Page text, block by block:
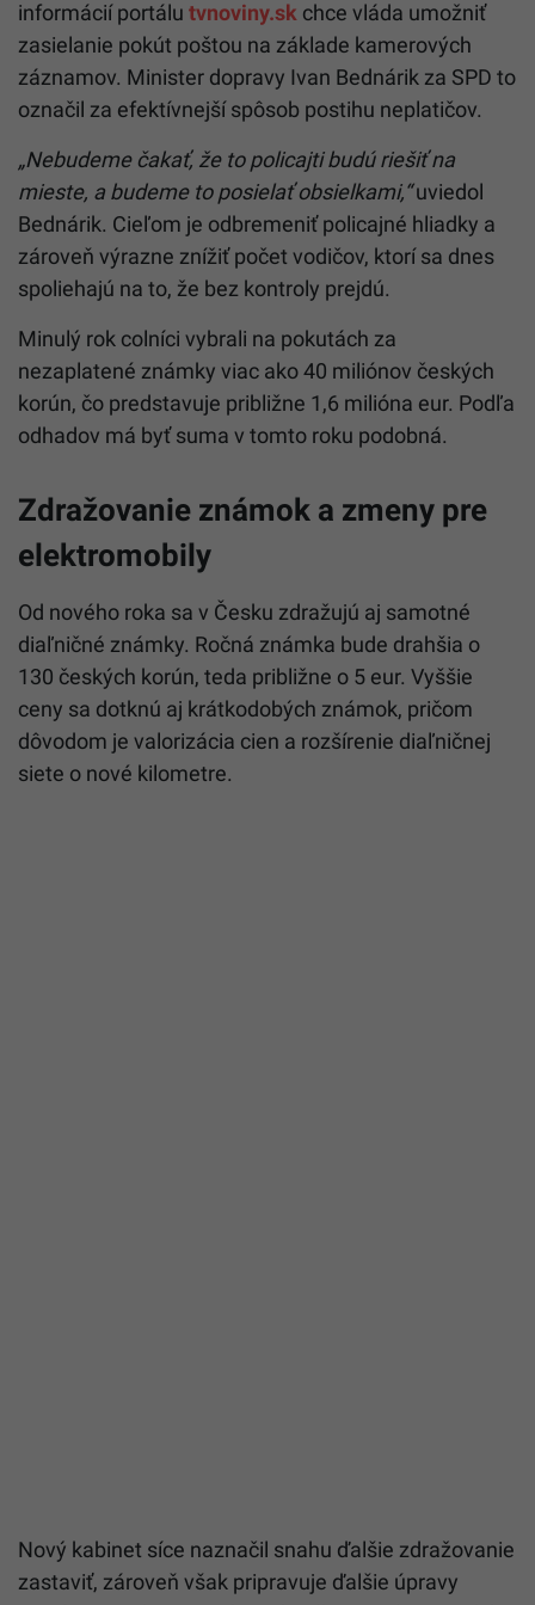
informácií portálu tvnoviny.sk chce vláda umožniť
zasielanie pokút poštou na základe kamerových
záznamov. Minister dopravy Ivan Bednárik za SPD to
označil za efektívnejší spôsob postihu neplatičov.
„Nebudeme čakať, že to policajti budú riešiť na
mieste, a budeme to posielať obsielkami,“uviedol
Bednárik. Cieľom je odbremeniť policajné hliadky a
zároveň výrazne znížiť počet vodičov, ktorí sa dnes
spoliehajú na to, že bez kontroly prejdú.
Minulý rok colníci vybrali na pokutách za
nezaplatené známky viac ako 40 miliónov českých
korún, čo predstavuje približne 1,6 milióna eur. Podľa
odhadov má byť suma v tomto roku podobná.
Zdražovanie známok a zmeny pre
elektromobily
Od nového roka sa v Česku zdražujú aj samotné
diaľničné známky. Ročná známka bude drahšia o
130 českých korún, teda približne o 5 eur. Vyššie
ceny sa dotknú aj krátkodobých známok, pričom
dôvodom je valorizácia cien a rozšírenie diaľničnej
siete o nové kilometre.
Nový kabinet síce naznačil snahu ďalšie zdražovanie
zastaviť, zároveň však pripravuje ďalšie úpravy